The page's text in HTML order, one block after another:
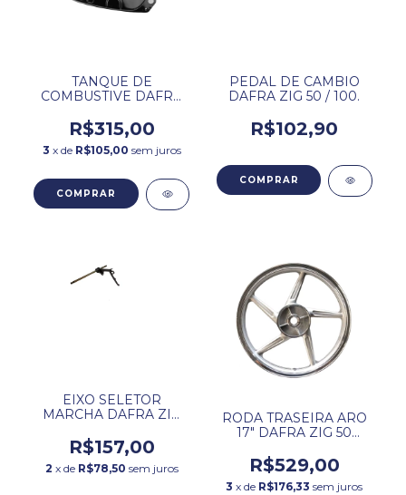
TANQUE DE
COMBUSTIVE DAFRA
R$315,00
3 x de R$105,00 sem juros
PEDAL DE CAMBIO
DAFRA ZIG 50 / 100.
R$102,90
EIXO SELETOR
MARCHA DAFRA ZIG
R$157,00
2 x de R$78,50 sem juros
RODA TRASEIRA ARO
17" DAFRA ZIG 50
R$529,00
3 x de R$176,33 sem juros